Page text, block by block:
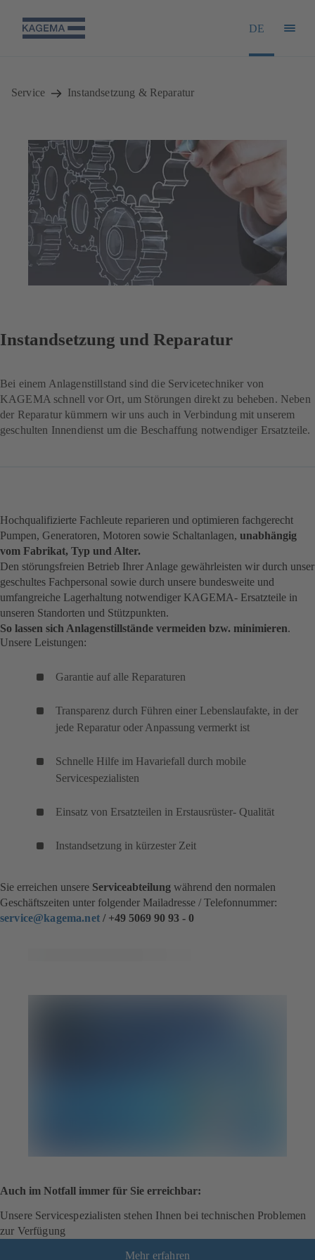
DE
Service Instandsetzung & Reparatur
Instandsetzung und Reparatur
Bei einem Anlagenstillstand sind die Servicetechniker von
KAGEMA schnell vor Ort, um Störungen direkt zu beheben. Neben
der Reparatur kümmern wir uns auch in Verbindung mit unserem
geschulten Innendienst um die Beschaffung notwendiger Ersatzteile.
Hochqualifizierte Fachleute reparieren und optimieren fachgerecht
Pumpen, Generatoren, Motoren sowie Schaltanlagen, unabhängig
vom Fabrikat, Typ und Alter.
Den störungsfreien Betrieb Ihrer Anlage gewährleisten wir durch unser
geschultes Fachpersonal sowie durch unsere bundesweite und
umfangreiche Lagerhaltung notwendiger KAGEMA- Ersatzteile in
unseren Standorten und Stützpunkten.
So lassen sich Anlagenstillstände vermeiden bzw. minimieren.
Unsere Leistungen:
Garantie auf alle Reparaturen
Transparenz durch Führen einer Lebenslaufakte, in der
jede Reparatur oder Anpassung vermerkt ist
Schnelle Hilfe im Havariefall durch mobile
Servicespezialisten
Einsatz von Ersatzteilen in Erstausrüster- Qualität
Instandsetzung in kürzester Zeit
Sie erreichen unsere Serviceabteilung während den normalen
Geschäftszeiten unter folgender Mailadresse / Telefonnummer:
service@kagema.net/ +49 5069 90 93 - 0
Auch im Notfall immer für Sie erreichbar:
Unsere Servicespezialisten stehen Ihnen bei technischen Problemen
zur Verfügung
Mehr erfahren